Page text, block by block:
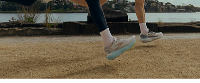
IN DEN WARENKORB
- 25 %